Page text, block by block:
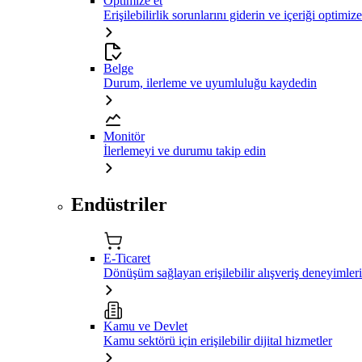
Erişilebilirlik sorunlarını giderin ve içeriği
Belge
Durum, ilerleme ve uyumluluğu kaydedin
Monitör
İlerlemeyi ve durumu takip edin
Endüstriler
E-Ticaret
Dönüşüm sağlayan erişilebilir alışveriş deneyimleri
Kamu ve Devlet
Kamu sektörü için erişilebilir dijital hizmetler